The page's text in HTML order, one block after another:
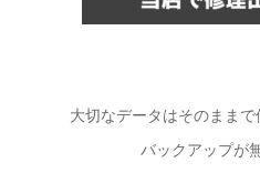
大切なデータはそのままで
バックアップが